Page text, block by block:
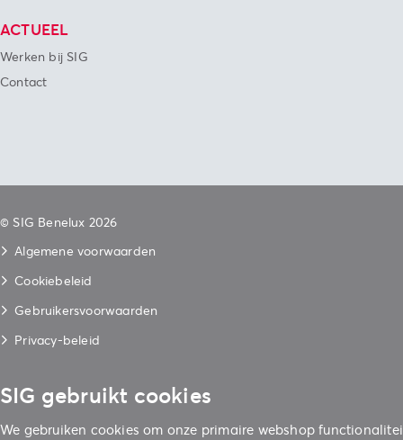
ACTUEEL
Werken bij SIG
Contact
© SIG Benelux 2026
Algemene voorwaarden
Cookiebeleid
Gebruikersvoorwaarden
Privacy-beleid
SIG gebruikt cookies
We gebruiken cookies om onze primaire webshop